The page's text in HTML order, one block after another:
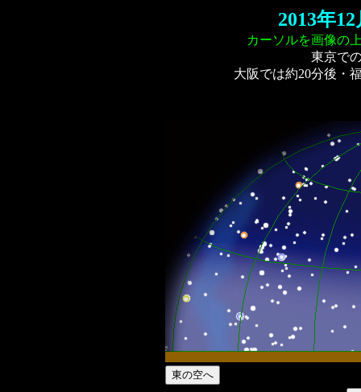
2013年
カーソルを画像の
東京で
大阪では約20分後・